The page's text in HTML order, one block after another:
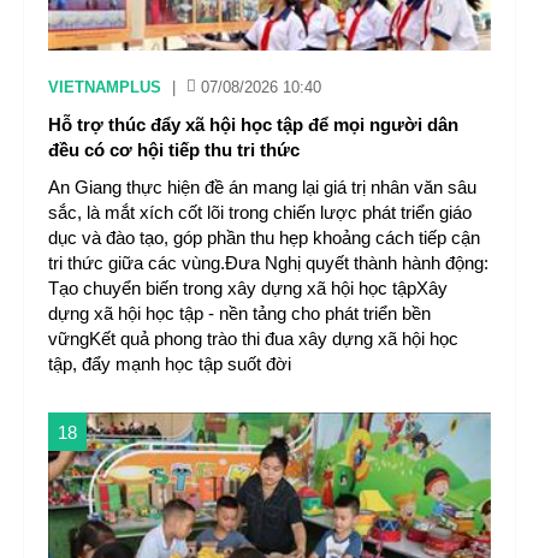
VIETNAMPLUS 07/08/2026 10:40
Hỗ trợ thúc đẩy xã hội học tập để mọi người dân
đều có cơ hội tiếp thu tri thức
An Giang thực hiện đề án mang lại giá trị nhân văn sâu
sắc, là mắt xích cốt lõi trong chiến lược phát triển giáo
dục và đào tạo, góp phần thu hẹp khoảng cách tiếp cận
tri thức giữa các vùng.Đưa Nghị quyết thành hành động:
Tạo chuyển biến trong xây dựng xã hội học tậpXây
dựng xã hội học tập - nền tảng cho phát triển bền
vữngKết quả phong trào thi đua xây dựng xã hội học
tập, đẩy mạnh học tập suốt đời
18